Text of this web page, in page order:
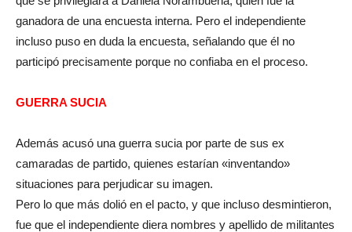
ganadora de una encuesta interna. Pero el independiente
incluso puso en duda la encuesta, señalando que él no
participó precisamente porque no confiaba en el proceso.
GUERRA SUCIA
Además acusó una guerra sucia por parte de sus ex
camaradas de partido, quienes estarían «inventando»
situaciones para perjudicar su imagen.
Pero lo que más dolió en el pacto, y que incluso desmintieron,
fue que el independiente diera nombres y apellido de militantes